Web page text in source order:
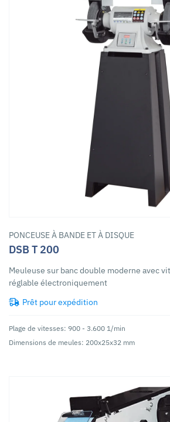
PONCEUSE À BANDE ET À DISQUE
DSB T 200
Meuleuse sur banc double moderne avec
réglable électroniquement
Prêt pour expédition
Plage de vitesses: 900 - 3.600 1/min
Dimensions de meules: 200x25x32 mm